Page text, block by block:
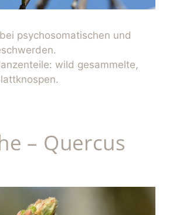
psychosomatischen und
wild gesammelte,
– Quercus